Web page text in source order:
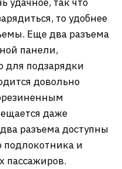
то удобнее
Еще два разъема
панели,
для подзарядки
довольно
даже
разъема доступны
подлокотника и
пассажиров.